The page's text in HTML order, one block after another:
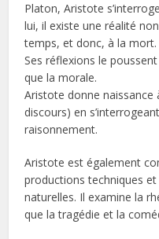
Platon, Aristote
lui, il existe une réalité
temps, et donc, à la mort.
Ses réflexions le
que la morale.
Aristote donne naissance
discours) en
raisonnement.
Aristote est également
productions techniques
naturelles. Il examine la
que la tragédie et la